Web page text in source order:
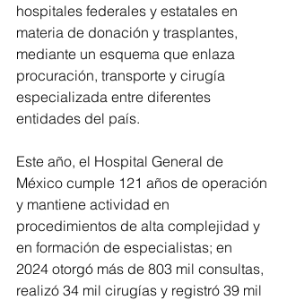
hospitales federales y estatales en
materia de donación y trasplantes,
mediante un esquema que enlaza
procuración, transporte y cirugía
especializada entre diferentes
entidades del país.
Este año, el Hospital General de
México cumple 121 años de operación
y mantiene actividad en
procedimientos de alta complejidad y
en formación de especialistas; en
2024 otorgó más de 803 mil consultas,
realizó 34 mil cirugías y registró 39 mil